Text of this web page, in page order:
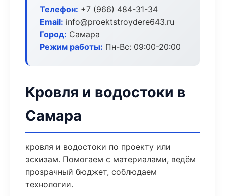
Телефон: +7 (966) 484-31-34
Email: info@proektstroydere643.ru
Город: Самара
Режим работы: Пн-Вс: 09:00-20:00
Кровля и водостоки в
Самара
кровля и водостоки по проекту или
эскизам. Помогаем с материалами, ведём
прозрачный бюджет, соблюдаем
технологии.